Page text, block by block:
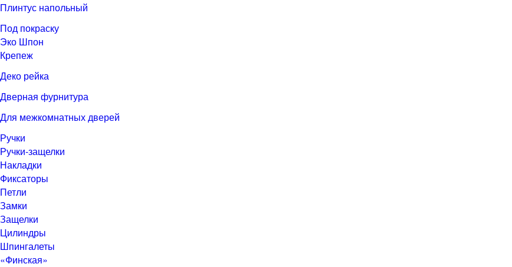
Плинтус напольный
Под покраску
Эко Шпон
Крепеж
Деко рейка
Дверная фурнитура
Для межкомнатных дверей
Ручки
Ручки-защелки
Накладки
Фиксаторы
Петли
Замки
Защелки
Цилиндры
Шпингалеты
«Финская»